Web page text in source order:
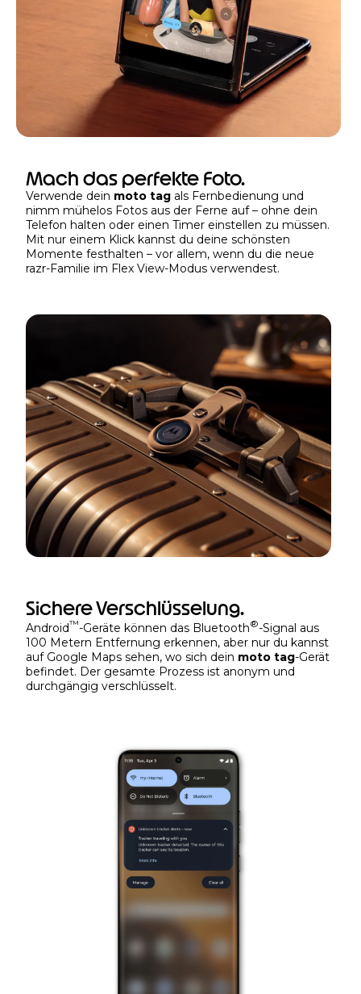
Mach das perfekte Foto.
Verwende dein moto tag als Fernbedienung und
nimm mühelos Fotos aus der Ferne auf – ohne dein
Telefon halten oder einen Timer einstellen zu müssen.
Mit nur einem Klick kannst du deine schönsten
Momente festhalten – vor allem, wenn du die neue
razr-Familie im Flex View-Modus verwendest.
Sichere Verschlüsselung.
Android™-Geräte können das Bluetooth®-Signal aus
100 Metern Entfernung erkennen, aber nur du kannst
auf Google Maps sehen, wo sich dein moto tag-Gerät
befindet. Der gesamte Prozess ist anonym und
durchgängig verschlüsselt.